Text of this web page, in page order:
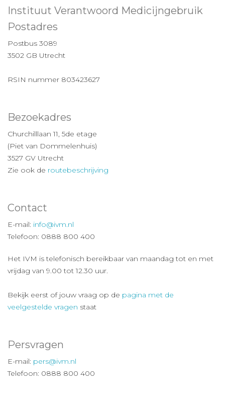
Instituut Verantwoord Medicijngebruik
Postadres
Postbus 3089
3502 GB Utrecht
RSIN nummer 803423627
Bezoekadres
Churchilllaan 11, 5de etage
(Piet van Dommelenhuis)
3527 GV Utrecht
Zie ook de routebeschrijving
Contact
E-mail: info@ivm.nl
Telefoon: 0888 800 400
Het IVM is telefonisch bereikbaar van maandag tot en met
vrijdag van 9.00 tot 12.30 uur.
Bekijk eerst of jouw vraag op de pagina met de
veelgestelde vragen staat
Persvragen
E-mail: pers@ivm.nl
Telefoon: 0888 800 400